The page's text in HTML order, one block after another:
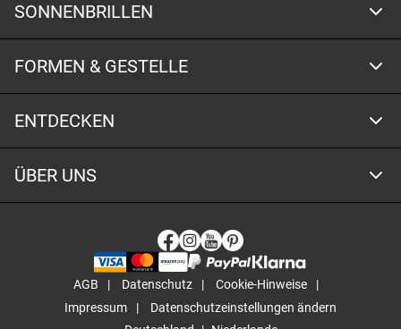
SONNENBRILLEN
FORMEN & GESTELLE
ENTDECKEN
ÜBER UNS
AGB Datenschutz
Cookie-Hinweise
Impressum
Datenschutzeinstellungen ändern